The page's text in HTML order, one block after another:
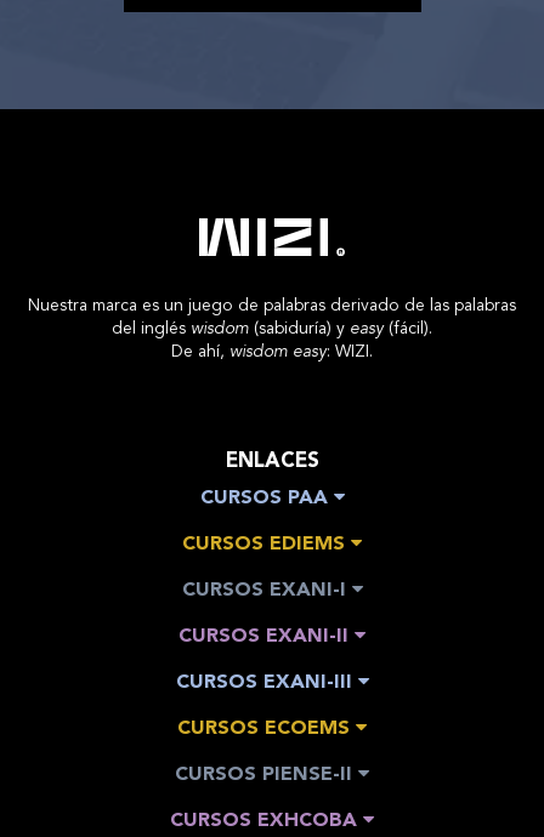
Nuestra marca es un juego de palabras derivado de las palabras
del inglés wisdom (sabiduría) y easy(fácil).
De ahí, wisdom easy: WIZI.
ENLACES
CURSOS PAA
CURSOS EDIEMS
CURSOS EXANI-I
CURSOS EXANI-II
CURSOS EXANI-III
CURSOS ECOEMS
CURSOS PIENSE-II
CURSOS EXHCOBA